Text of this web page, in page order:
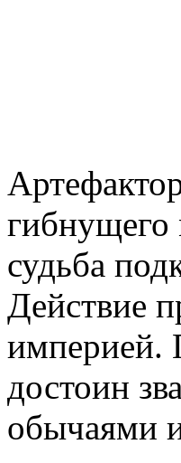
гибнущего
судьба
Действие
империей.
достоин
обычаями